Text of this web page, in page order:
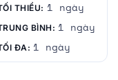
THIỂU: 1 ngày
BÌNH: 1 ngày
ĐA: 1 ngày